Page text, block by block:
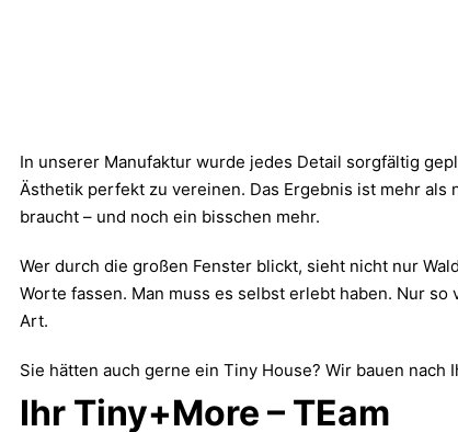
In unserer Manufaktur wurde jedes Detail sorgfältig
Ästhetik perfekt zu vereinen. Das Ergebnis ist mehr als
braucht – und noch ein bisschen mehr.
Wer durch die großen Fenster blickt, sieht nicht nur
Worte fassen. Man muss es selbst erlebt haben. Nur
Art.
Sie hätten auch gerne ein Tiny House? Wir bauen nach
Ihr Tiny+More – TEam